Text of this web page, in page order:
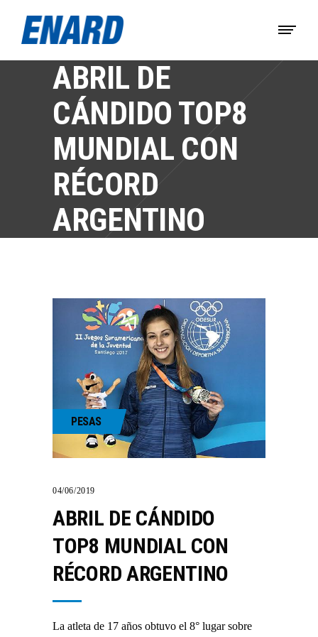
ABRIL DE
CÁNDIDO TOP8
MUNDIAL CON
RÉCORD
ARGENTINO
PESAS
04/06/2019
ABRIL DE CÁNDIDO
TOP8 MUNDIAL CON
RÉCORD ARGENTINO
La atleta de 17 años obtuvo el 8° lugar sobre